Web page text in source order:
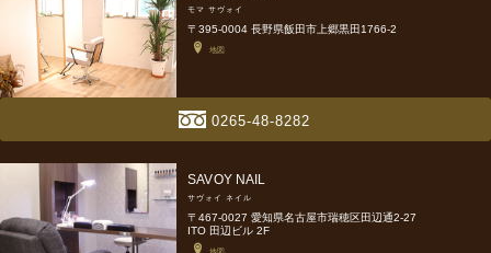
モマ サヴォイ
〒395-0004 長野県飯田市上郷黒田1766-2
地図
0265-48-8282
SAVOY NAIL
サヴォイ ネイル
〒467-0027 愛知県名古屋市瑞穂区田辺通2-27
ITO 田辺ビル 2F
地図